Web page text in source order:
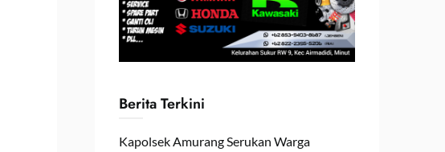
Berita Terkini
Kapolsek Amurang Serukan Warga